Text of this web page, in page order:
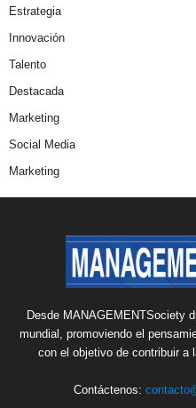
Estrategia
Innovación
Talento
Destacada
Marketing
Social Media
Marketing
Desde MANAGEMENTSociety
mundial, promoviendo el
con el objetivo de contribuir a
Contáctenos: